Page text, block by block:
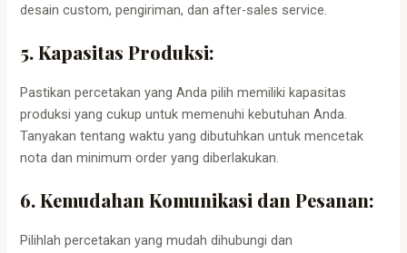
desain custom, pengiriman, dan after-sales service.
5. Kapasitas Produksi:
Pastikan percetakan yang Anda pilih memiliki kapasitas
produksi yang cukup untuk memenuhi kebutuhan Anda.
Tanyakan tentang waktu yang dibutuhkan untuk mencetak
nota dan minimum order yang diberlakukan.
6. Kemudahan Komunikasi dan Pesanan:
Pilihlah percetakan yang mudah dihubungi dan